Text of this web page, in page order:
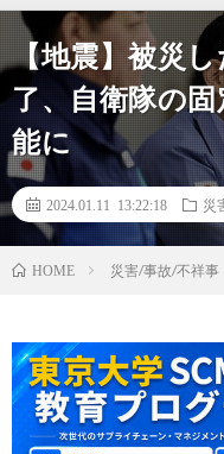
【地震】被災
了、自衛隊の
能に
2024.01.11 13:22:18 災
HOME 災害/事故/不祥事